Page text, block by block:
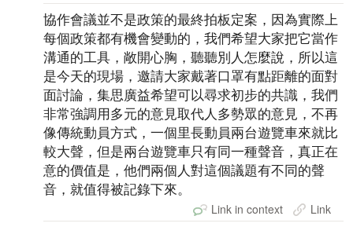
協作會議並不是政策的最終拍板定案，因為實際上
每個政策都有機會變動的，我們希望大家把它當作
溝通的工具，敞開心胸，聽聽別人怎麼說，所以這
是今天的現場，邀請大家戴著口罩有點距離的面對
面討論，集思廣益希望可以尋求初步的共識，我們
非常強調用多元的意見取代人多勢眾的意見，不再
像傳統動員方式，一個里長動員兩台遊覽車來就比
較大聲，但是兩台遊覽車只有同一種聲音，真正在
意的價值是，他們兩個人對這個議題有不同的聲
音，就值得被記錄下來。
Link in context Link